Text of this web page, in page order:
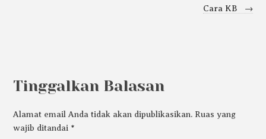
Cara KB →
Tinggalkan Balasan
Alamat email Anda tidak akan dipublikasikan. Ruas yang
wajib ditandai *